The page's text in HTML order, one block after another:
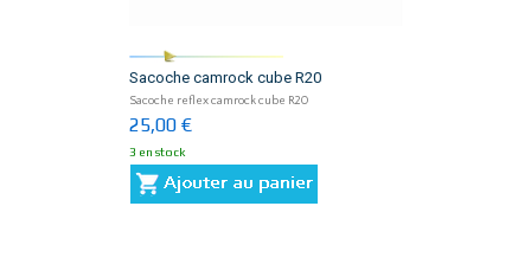
Sacoche camrock cube R20
Sacoche reflex camrock cube R20
25,00 €
3 en stock